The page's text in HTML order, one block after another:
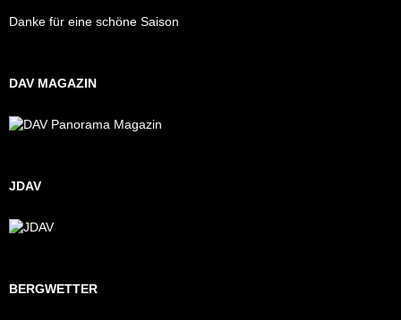
Danke für eine schöne Saison
DAV MAGAZIN
JDAV
BERGWETTER